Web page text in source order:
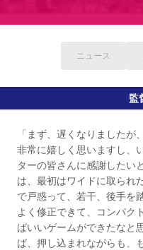
DAZNで観戦
セレッソスポーツパーク舞洲
セレッソ大阪アカデミー
子
大人のサッカースクール
その
ニュース
監
「まず、遅くなりました
非常に嬉しく思いますし、
ターの皆さんに感謝したい
は、最初はワイドに取られ
で戸惑って、若干、後手を
よく修正できて、コンパク
ばいいゲームができたなと
ば、押し込まれながらも、